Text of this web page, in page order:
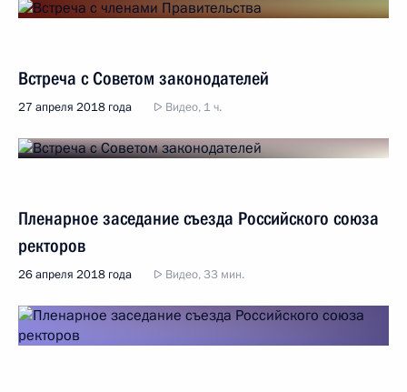
Встреча с Советом законодателей
27 апреля 2018 года Видео, 1 ч.
Пленарное заседание съезда Российского союза
ректоров
26 апреля 2018 года Видео, 33 мин.